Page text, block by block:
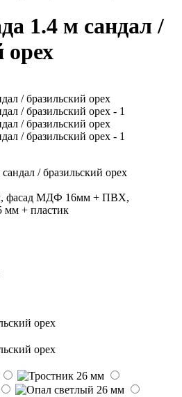
1.4 м сандал /
орех
/ бразильский орех
фасад МДФ 16мм + ПВХ,
+ пластик